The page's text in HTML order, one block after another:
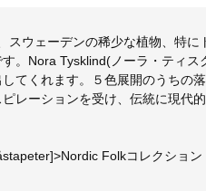
ウェーデンの稀少な植物、特に
。Nora Tysklind(ノーラ・ティス
てくれます。５色展開のうちの
レーションを受け、伝統に現代
Folkコレクション